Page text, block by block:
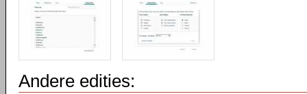
Andere edities: